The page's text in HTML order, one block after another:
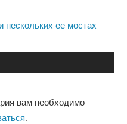
нескольких ее мостах
вам необходимо